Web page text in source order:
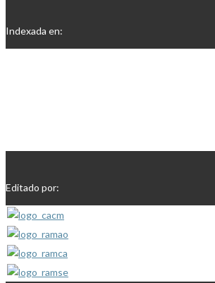
Indexada en:
Editado por: